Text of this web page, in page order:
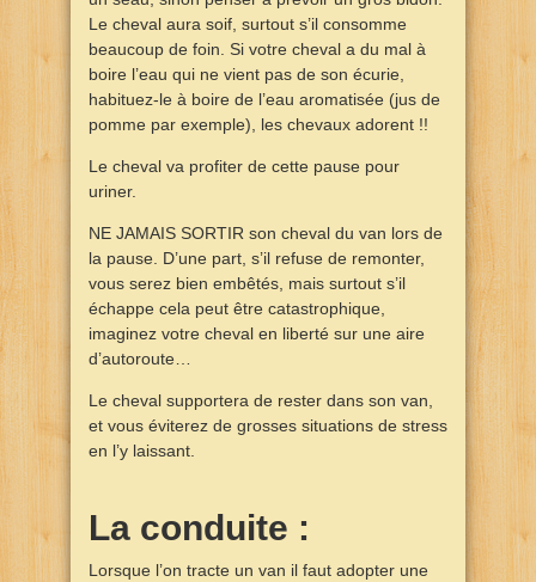
Le cheval aura soif, surtout s’il consomme
beaucoup de foin. Si votre cheval a du mal à
boire l’eau qui ne vient pas de son écurie,
habituez-le à boire de l’eau aromatisée (jus de
pomme par exemple), les chevaux adorent !!
Le cheval va profiter de cette pause pour
uriner.
NE JAMAIS SORTIR son cheval du van lors de
la pause. D’une part, s’il refuse de remonter,
vous serez bien embêtés, mais surtout s’il
échappe cela peut être catastrophique,
imaginez votre cheval en liberté sur une aire
d’autoroute…
Le cheval supportera de rester dans son van,
et vous éviterez de grosses situations de stress
en l’y laissant.
La conduite :
Lorsque l’on tracte un van il faut adopter une